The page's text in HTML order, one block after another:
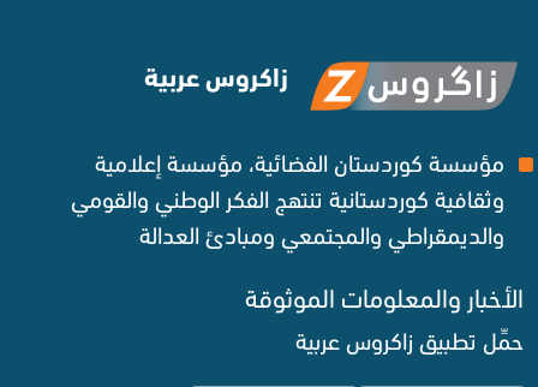
زاكروس عربية
مؤسسة كوردستان الفضائية، مؤسسة إعلامية
وثقافية كوردستانية تنتهج الفكر الوطني والقومي
والديمقراطي والمجتمعي ومبادئ العدالة ‌
الأخبار والمعلومات الموثوقة‌
حمِّل تطبيق زاكروس عربية